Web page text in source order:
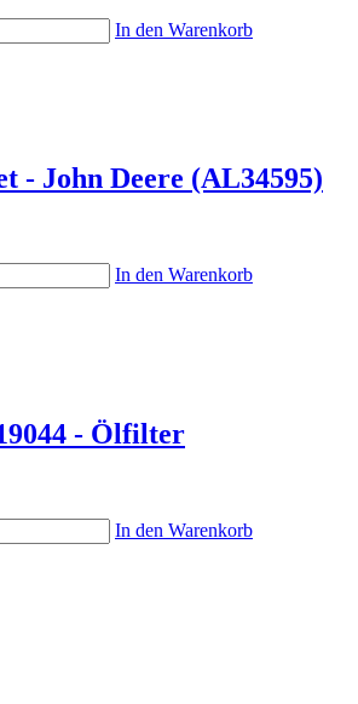
In den Warenkorb
- John Deere (AL34595)
In den Warenkorb
- Ölfilter
In den Warenkorb